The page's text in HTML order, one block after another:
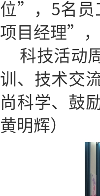
位”，5名
项目经理”
科技活动
训、技术交
尚科学、鼓
黄明辉）